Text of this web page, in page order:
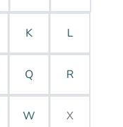
K L
Q R
W X